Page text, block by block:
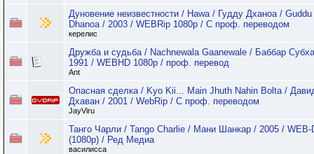
Дуновение неизвестности / Hawa / Гудду Дханоа / Guddu
Dhanoa / 2003 / WEBRip 1080р / С проф. переводом
керелис
Дружба и судьба / Nachnewala Gaanewale / Баббар
1991 / WEBHD 1080p / проф. перевод
Ant
Опасная сделка / Kyo Kii... Main Jhuth Nahin Bolta /
Дхаван / 2001 / WebRip / C проф. переводом
JayViru
Танго Чарли / Tango Charlie / Мани Шанкар / 2005 / WEB-
(1080p) / Ред Медиа
василисса